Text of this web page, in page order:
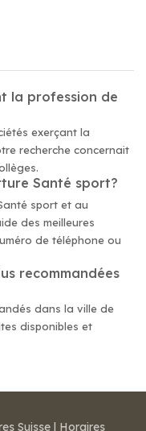
la profession de
exerçant la
recherche concernait
Santé sport?
sport et au
des meilleures
de téléphone ou
recommandées
dans la ville de
disponibles et
Suisse | Horaires